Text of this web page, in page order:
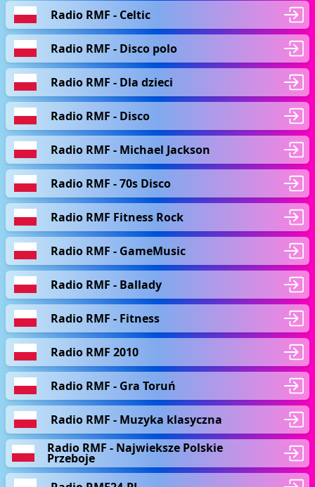
Radio RMF - Celtic
Radio RMF - Disco polo
Radio RMF - Dla dzieci
Radio RMF - Disco
Radio RMF - Michael Jackson
Radio RMF - 70s Disco
Radio RMF Fitness Rock
Radio RMF - GameMusic
Radio RMF - Ballady
Radio RMF - Fitness
Radio RMF 2010
Radio RMF - Gra Toruń
Radio RMF - Muzyka klasyczna
Radio RMF - Najwieksze Polskie
Przeboje